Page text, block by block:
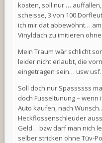
kosten, soll nur …
scheisse, 3 von 100
ich mir dat abbewöhnt…
Vinyldach zu imitieren
Mein Traum wär schlicht
leider nicht erlaubt, die
eingetragen sein… usw
Soll doch nur Spassssss
doch Fusseltunung – wenn
Auto kaufen, nach
Heckflossenschleuder
Geld… bzw darf man nich
selber stricken ohne Tüv-